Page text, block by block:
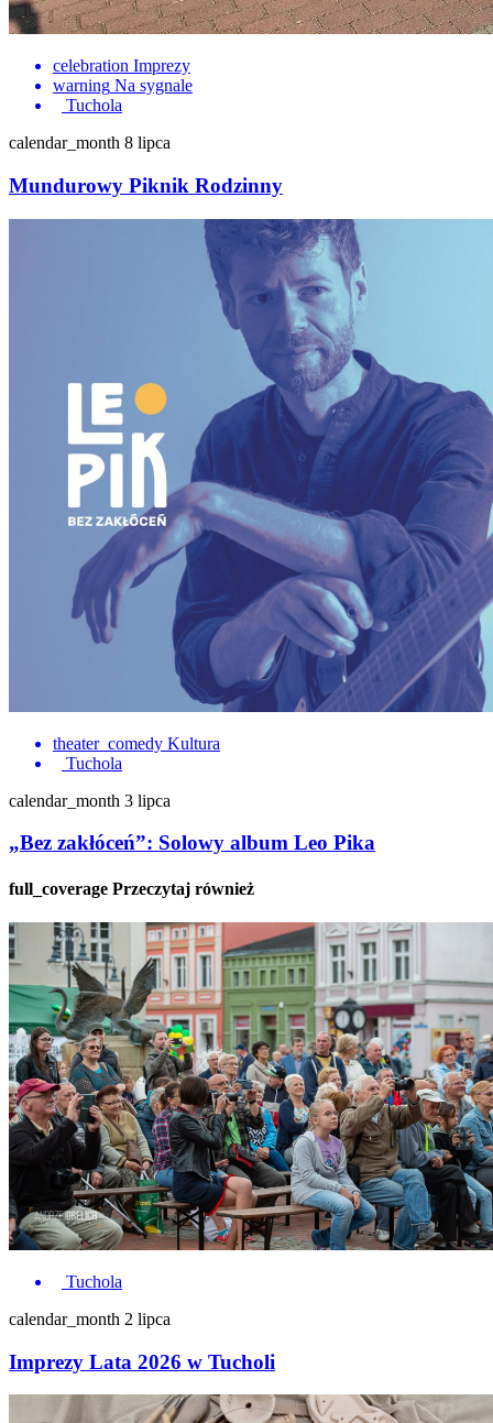
celebration Imprezy
warning Na sygnale
Tuchola
calendar_month 8 lipca
Mundurowy Piknik Rodzinny
theater_comedy Kultura
Tuchola
calendar_month 3 lipca
„Bez zakłóceń”: Solowy album Leo Pika
full_coverage Przeczytaj również
Tuchola
calendar_month 2 lipca
Imprezy Lata 2026 w Tucholi